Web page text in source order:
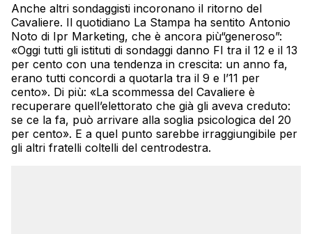
Anche altri sondaggisti incoronano il ritorno del
Cavaliere. Il quotidiano La Stampa ha sentito Antonio
Noto di Ipr Marketing, che è ancora più“generoso”:
«Oggi tutti gli istituti di sondaggi danno FI tra il 12 e il 13
per cento con una tendenza in crescita: un anno fa,
erano tutti concordi a quotarla tra il 9 e l’11 per
cento». Di più: «La scommessa del Cavaliere è
recuperare quell’elettorato che già gli aveva creduto:
se ce la fa, può arrivare alla soglia psicologica del 20
per cento». E a quel punto sarebbe irraggiungibile per
gli altri fratelli coltelli del centrodestra.